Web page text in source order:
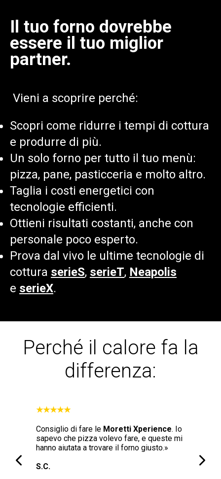
Il tuo forno dovrebbe
essere il tuo miglior
partner.
Vieni a scoprire perché:
Scopri come ridurre i tempi di cottura
e produrre di più.
Un solo forno per tutto il tuo menù:
pizza, pane, pasticceria e molto altro.
Taglia i costi energetici con
tecnologie efficienti.
Ottieni risultati costanti, anche con
personale poco esperto.
Prova dal vivo le ultime tecnologie di
cottura serieS, serieT, Neapolis
e serieX.
Perché il calore fa la
differenza:
la
★★★★★
Consiglio di fare le Moretti Xperience. Io
sapevo che pizza volevo fare, e queste mi
hanno aiutata a trovare il forno giusto.»
S.C.
livello di
con il